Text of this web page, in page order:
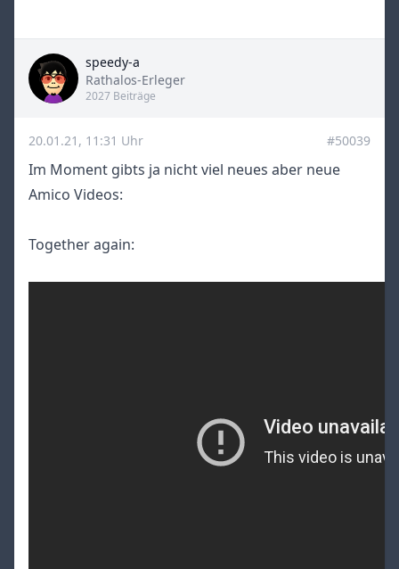
speedy-a
Title
Rathalos-Erleger
2027 Beiträge
20.01.21, 11:31 Uhr #50039
Im Moment gibts ja nicht viel neues aber neue
Amico Videos:
Together again: